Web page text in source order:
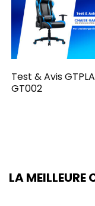
Test & Avis
GT002
LA